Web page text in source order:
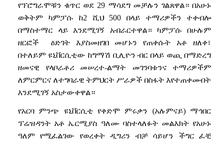
የፕሮግራሞቹን ቁጥር ወደ 29 ማሳደግ መቻሉን ገልጸዋል። በአሁኑ
ወቅትም
ካምፓሱ ከ2 ሺህ500በላይ ተማሪዎችን
ተቀብሎ
በማስተማር
ላይ እንደሚገኝ አብራርተዋል። ካምፓሱ
በሁሉም
ዘርፎች
ዕድገት እያስመዘገበ መሆኑን የጠቀሱት አቶ
ዘለቀ፣
በተለይም ዩኒቨርሲቲው ከግማሽ ቢሊዮን ብር በላይ ወጪ በማድረግ
ዘመናዊ
የላቦራቶሪ መሠረተ-ልማት መገንባቱንና
ተማሪዎችም
ለምርምርና ለተግባራዊ ትምህርት ሥራዎች በስፋት እየተጠቀሙበት
እንደሚገኝ አስታውቀዋል።
የአርባ ምንጭ ዩኒቨርሲቲ የቀድሞ ምሩቃን (አሉምናይ)ማኅበር
ፕሬዝዳንት አቶ ኤርሚያስ ዓለሙ ባስተላለፉት መልእክት የአሁኑ
ዓለም
የሚፈልገው የወረቀት ዲግሪን ብቻ ሳይሆን ችግር
ፈቺ